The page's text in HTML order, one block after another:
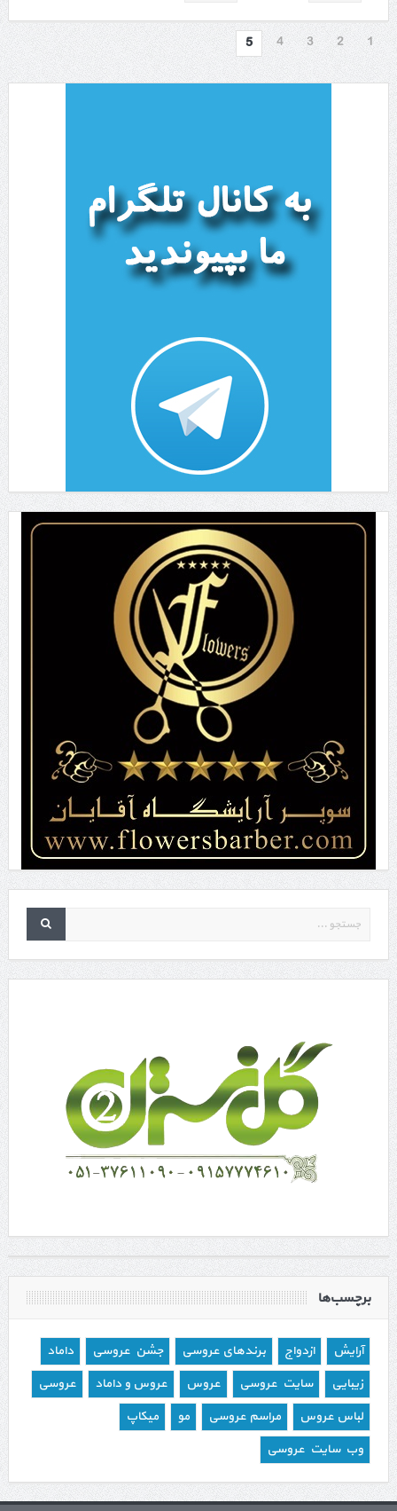
1
2
3
4
5
برچسب‌ها
آرایش ازدواج برندهای عروسی جشن عروسی
داماد
زیبایی
سایت عروسی عروس عروس و داماد
عروسی
لباس عروس
مراسم عروسی مو
میکاپ
وب سایت عروسی